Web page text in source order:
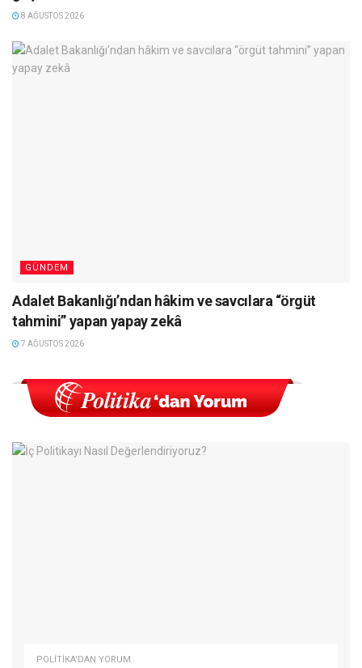
8 AĞUSTOS 2026
GÜNDEM
Adalet Bakanlığı’ndan hâkim ve savcılara “örgüt
tahmini” yapan yapay zekâ
7 AĞUSTOS 2026
POLITIKA'DAN YORUM